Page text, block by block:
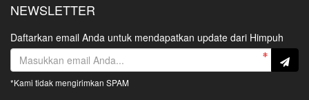
NEWSLETTER
Daftarkan email Anda untuk mendapatkan update dari Himpuh
*Kami tidak mengirimkan SPAM